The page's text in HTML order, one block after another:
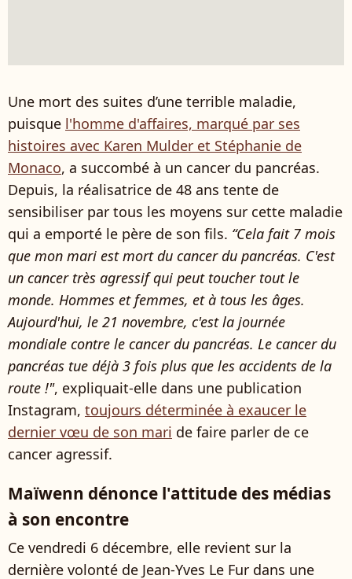
Une mort des suites d’une terrible maladie,
puisque l'homme d'affaires, marqué par ses
histoires avec Karen Mulder et Stéphanie de
Monaco, a succombé à un cancer du pancréas.
Depuis, la réalisatrice de 48 ans tente de
sensibiliser par tous les moyens sur cette maladie
qui a emporté le père de son fils. “Cela fait 7 mois
que mon mari est mort du cancer du pancréas. C'est
un cancer très agressif qui peut toucher tout le
monde. Hommes et femmes, et à tous les âges.
Aujourd'hui, le 21 novembre, c'est la journée
mondiale contre le cancer du pancréas. Le cancer du
pancréas tue déjà 3 fois plus que les accidents de la
route !", expliquait-elle dans une publication
Instagram, toujours déterminée à exaucer le
dernier vœu de son mari de faire parler de ce
cancer agressif.
Maïwenn dénonce l'attitude des médias
à son encontre
Ce vendredi 6 décembre, elle revient sur la
dernière volonté de Jean-Yves Le Fur dans une